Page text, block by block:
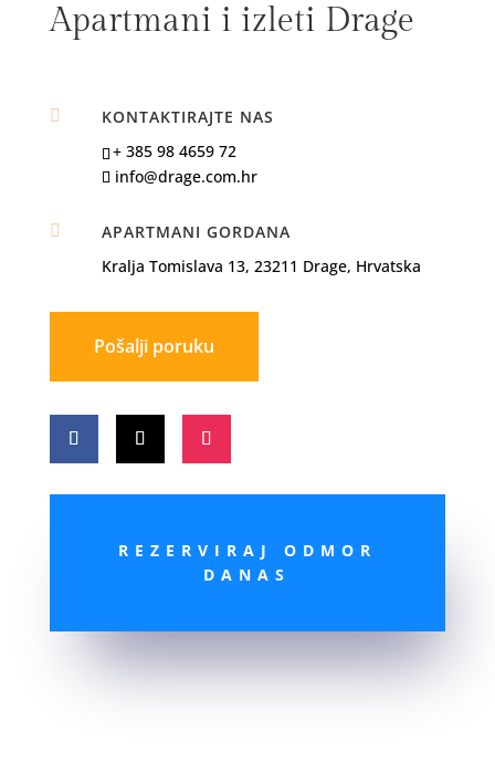
Apartmani i izleti Drage

KONTAKTIRAJTE NAS
+ 385 98 4659 72
info@drage.com.hr

APARTMANI GORDANA
Kralja Tomislava 13, 23211 Drage, Hrvatska
Pošalji poruku
REZERVIRAJ ODMOR
DANAS